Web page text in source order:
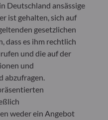
von
(Sustainable
SFDR) ist ein
das
transparent,
besser
keine
auf
Deutschland ansässige
ist gehalten, sich auf
gesetzlichen
dass es ihm rechtlich
und die auf der
und
abzufragen.
weder ein Angebot